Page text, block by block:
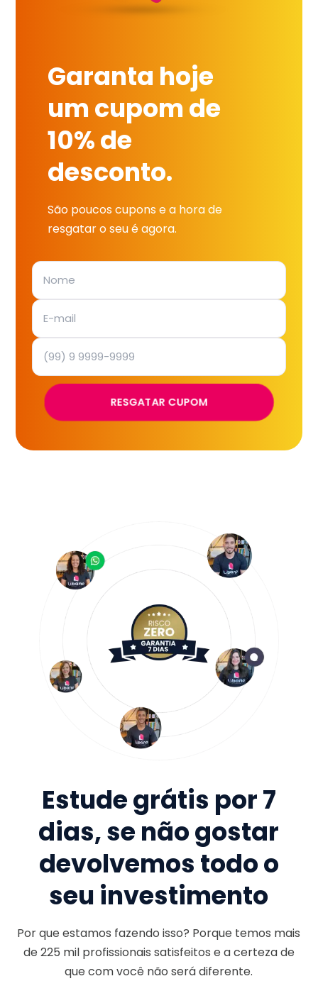
Garanta hoje
um cupom de
10% de
desconto.
São poucos cupons e a hora de
resgatar o seu é agora.
RESGATAR CUPOM
Estude grátis por 7
dias, se não gostar
devolvemos todo o
seu investimento
Por que estamos fazendo isso? Porque temos mais
de225 milprofissionais satisfeitos e a certeza de
que com você não será diferente.